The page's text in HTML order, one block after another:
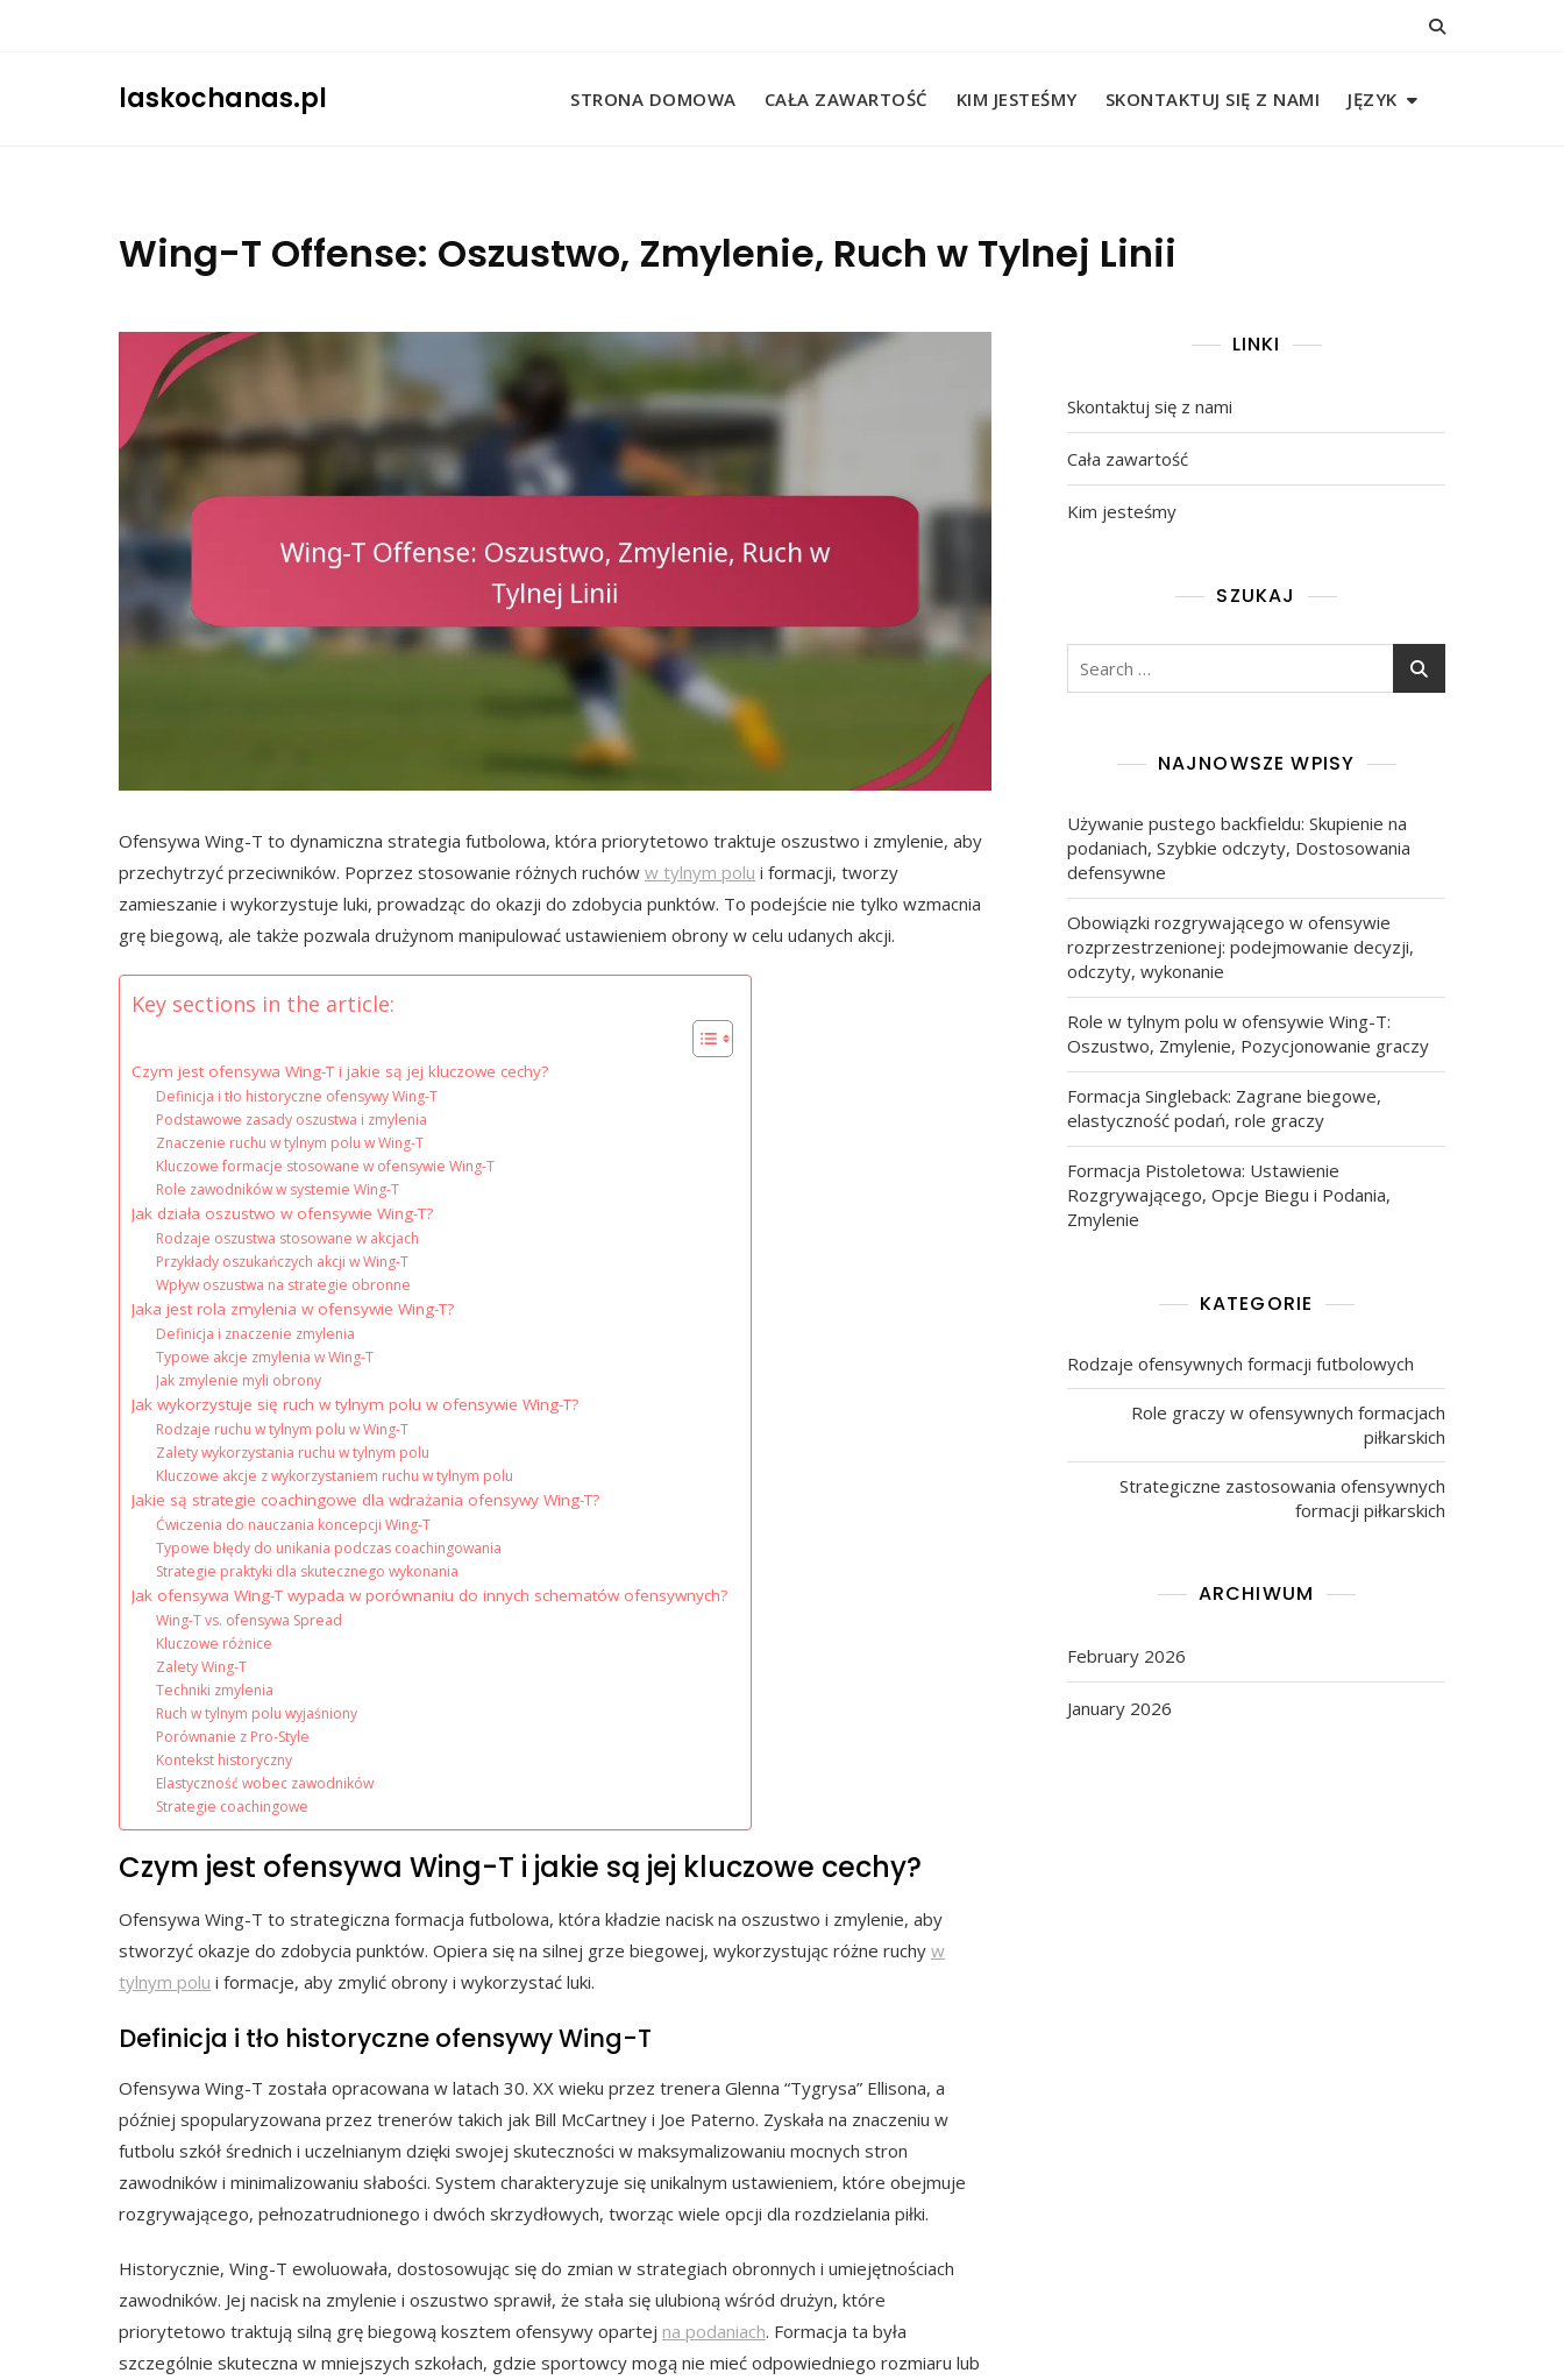
laskochanas.pl STRONA DOMOWA CAŁA ZAWARTOŚĆ KIM JESTEŚMY SKONTAKTUJ SIĘ Z NAMI JĘZYK
Wing-T Offense: Oszustwo, Zmylenie, Ruch w Tylnej Linii
Ofensywa Wing-T to dynamiczna strategia futbolowa, która priorytetowo traktuje oszustwo i zmylenie, aby
przechytrzyć przeciwników. Poprzez stosowanie różnych ruchów w tylnym polu i formacji, tworzy
zamieszanie i wykorzystuje luki, prowadząc do okazji do zdobycia punktów. To podejście nie tylko wzmacnia
grę biegową, ale także pozwala drużynom manipulować ustawieniem obrony w celu udanych akcji.
Key sections in the article:
Czym jest ofensywa Wing-T i jakie są jej kluczowe cechy?
Definicja i tło historyczne ofensywy Wing-T
Podstawowe zasady oszustwa i zmylenia
Znaczenie ruchu w tylnym polu w Wing-T
Kluczowe formacje stosowane w ofensywie Wing-T
Role zawodników w systemie Wing-T
Jak działa oszustwo w ofensywie Wing-T?
Rodzaje oszustwa stosowane w akcjach
Przykłady oszukańczych akcji w Wing-T
Wpływ oszustwa na strategie obronne
Jaka jest rola zmylenia w ofensywie Wing-T?
Definicja i znaczenie zmylenia
Typowe akcje zmylenia w Wing-T
Jak zmylenie myli obrony
Jak wykorzystuje się ruch w tylnym polu w ofensywie Wing-T?
Rodzaje ruchu w tylnym polu w Wing-T
Zalety wykorzystania ruchu w tylnym polu
Kluczowe akcje z wykorzystaniem ruchu w tylnym polu
Jakie są strategie coachingowe dla wdrażania ofensywy Wing-T?
Ćwiczenia do nauczania koncepcji Wing-T
Typowe błędy do unikania podczas coachingowania
Strategie praktyki dla skutecznego wykonania
Jak ofensywa Wing-T wypada w porównaniu do innych schematów ofensywnych?
Wing-T vs. ofensywa Spread
Kluczowe różnice
Zalety Wing-T
Techniki zmylenia
Ruch w tylnym polu wyjaśniony
Porównanie z Pro-Style
Kontekst historyczny
Elastyczność wobec zawodników
Strategie coachingowe
Czym jest ofensywa Wing-T i jakie są jej kluczowe cechy?
Ofensywa Wing-T to strategiczna formacja futbolowa, która kładzie nacisk na oszustwo i zmylenie, aby
stworzyć okazje do zdobycia punktów. Opiera się na silnej grze biegowej, wykorzystując różne ruchy w
tylnym polu i formacje, aby zmylić obrony i wykorzystać luki.
Definicja i tło historyczne ofensywy Wing-T
Ofensywa Wing-T została opracowana w latach 30. XX wieku przez trenera Glenna “Tygrysa” Ellisona, a
później spopularyzowana przez trenerów takich jak Bill McCartney i Joe Paterno. Zyskała na znaczeniu w
futbolu szkół średnich i uczelnianym dzięki swojej skuteczności w maksymalizowaniu mocnych stron
zawodników i minimalizowaniu słabości. System charakteryzuje się unikalnym ustawieniem, które obejmuje
rozgrywającego, pełnozatrudnionego i dwóch skrzydłowych, tworząc wiele opcji dla rozdzielania piłki.
Historycznie, Wing-T ewoluowała, dostosowując się do zmian w strategiach obronnych i umiejętnościach
zawodników. Jej nacisk na zmylenie i oszustwo sprawił, że stała się ulubioną wśród drużyn, które
priorytetowo traktują silną grę biegową kosztem ofensywy opartej na podaniach. Formacja ta była
szczególnie skuteczna w mniejszych szkołach, gdzie sportowcy mogą nie mieć odpowiedniego rozmiaru lub
LINKI
Skontaktuj się z nami
Cała zawartość
Kim jesteśmy
SZUKAJ
Search
NAJNOWSZE WPISY
Używanie pustego backfieldu: Skupienie na
podaniach, Szybkie odczyty, Dostosowania
defensywne
Obowiązki rozgrywającego w ofensywie
rozprzestrzenionej: podejmowanie decyzji,
odczyty, wykonanie
Role w tylnym polu w ofensywie Wing-T:
Oszustwo, Zmylenie, Pozycjonowanie graczy
Formacja Singleback: Zagrane biegowe,
elastyczność podań, role graczy
Formacja Pistoletowa: Ustawienie
Rozgrywającego, Opcje Biegu i Podania,
Zmylenie
KATEGORIE
Rodzaje ofensywnych formacji futbolowych
Role graczy w ofensywnych formacjach
piłkarskich
Strategiczne zastosowania ofensywnych
formacji piłkarskich
ARCHIWUM
February 2026
January 2026